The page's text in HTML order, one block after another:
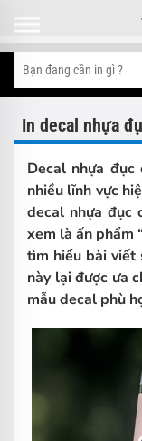
In decal nhựa
Decal nhựa
nhiều lĩnh vực
decal nhựa đục
xem là ấn phẩm
tìm hiểu bài viết
này lại được ưa
mẫu decal phù